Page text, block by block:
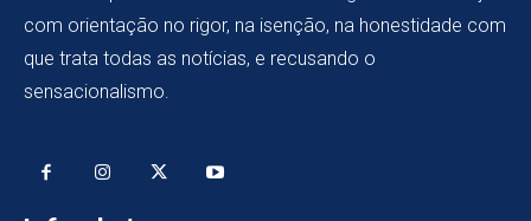
com orientação no rigor, na isenção, na honestidade com
que trata todas as notícias, e recusando o
sensacionalismo.